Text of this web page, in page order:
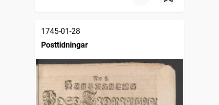
1745-01-28
Posttidningar